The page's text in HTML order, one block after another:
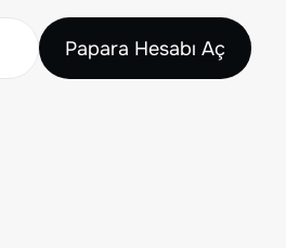
Papara Hesabı Aç